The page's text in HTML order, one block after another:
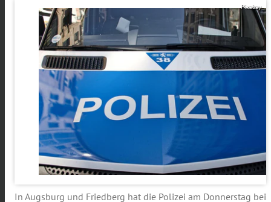
Pixabay
In Augsburg und Friedberg hat die Polizei am Donnerstag bei